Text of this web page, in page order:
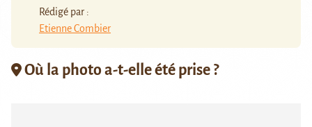
Rédigé par :
Etienne Combier
Où la photo a-t-elle été prise ?